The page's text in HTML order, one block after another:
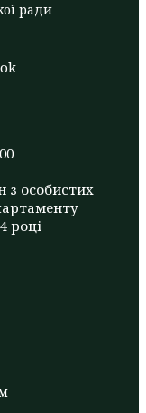
ради
з особистих
році